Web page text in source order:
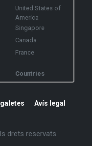
United States of
America
Singapore
Canada
France
Countries
Avís legal
drets reservats.